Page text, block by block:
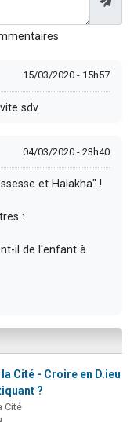
15/03/2020 - 15h57
sdv
04/03/2020 - 23h40
et Halakha" !
:
il de l'enfant à
Cité - Croire en D.ieu
?
Cité